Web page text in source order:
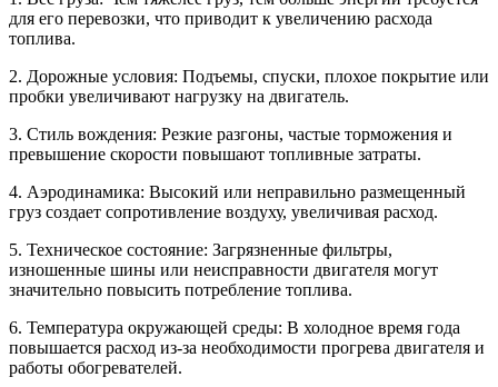
для его перевозки, что приводит к увеличению расхода
топлива.
2. Дорожные условия: Подъемы, спуски, плохое покрытие или
пробки увеличивают нагрузку на двигатель.
3. Стиль вождения: Резкие разгоны, частые торможения и
превышение скорости повышают топливные затраты.
4. Аэродинамика: Высокий или неправильно размещенный
груз создает сопротивление воздуху, увеличивая расход.
5. Техническое состояние: Загрязненные фильтры,
изношенные шины или неисправности двигателя могут
значительно повысить потребление топлива.
6. Температура окружающей среды: В холодное время года
повышается расход из-за необходимости прогрева двигателя и
работы обогревателей.